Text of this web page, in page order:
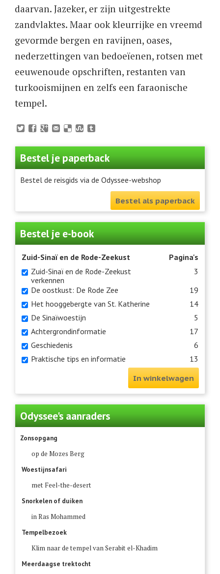
Bestel je paperback
Bestel de reisgids via de Odyssee-webshop
Bestel als paperback
Bestel je e-book
Zuid-Sinaï en de Rode-Zeekust
Pagina's
Zuid-Sinaï en de Rode-Zeekust
verkennen
3
De oostkust: De Rode Zee
19
Het hooggebergte van St. Katherine
14
De Sinaïwoestijn
5
Achtergrondinformatie
17
Geschiedenis
6
Praktische tips en informatie
13
In winkelwagen
Odyssee's aanraders
Zonsopgang
op de Mozes Berg
Woestijnsafari
met Feel-the-desert
Snorkelen of duiken
in Ras Mohammed
Tempelbezoek
Klim naar de tempel van Serabit el-Khadim
Meerdaagse trektocht
daarvan. Jazeker, er zijn uitgestrekte
zandvlaktes. Maar ook kleurrijke en vreemd
gevormde bergen en ravijnen, oases,
nederzettingen van bedoeïenen, rotsen met
eeuwenoude opschriften, restanten van
turkooismijnen en zelfs een faraonische
tempel.